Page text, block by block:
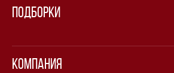
Подборки
Компания